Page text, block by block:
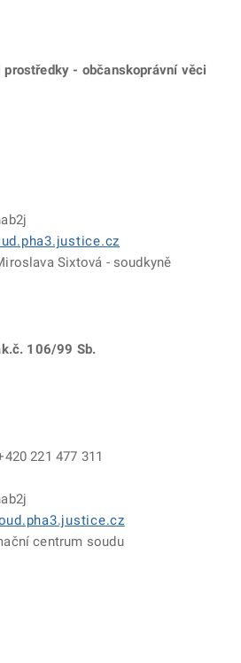
- občanskoprávní věci
Sixtová - soudkyně
106/99 Sb.
221 477 311
centrum soudu